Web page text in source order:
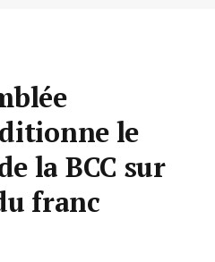
le
la BCC sur
franc